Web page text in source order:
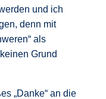
und ich
denn mit
als
Grund
„Danke“ an die